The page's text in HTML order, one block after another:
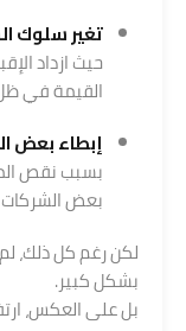
تغير سلوك
حيث ازداد
القيمة في
إبطاء بعض
بسبب نقص
بعض الشركات
لكن رغم كل ذلك،
بشكل كبير.
بل على العكس،